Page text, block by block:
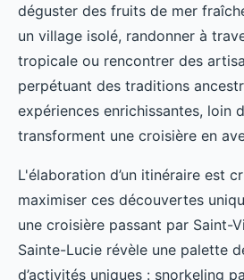
déguster des fruits de mer
un village isolé, randonner à
tropicale ou rencontrer des
perpétuant des traditions
expériences enrichissantes, loin
transforment une croisière en
L'élaboration d’un itinéraire est
maximiser ces découvertes
une croisière passant par Saint-
Sainte-Lucie révèle une palette
d’activités uniques : snorkeling